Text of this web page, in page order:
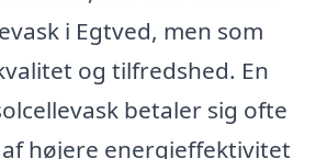
i Egtved, men som
og tilfredshed. En
betaler sig ofte
højere energieffektivitet